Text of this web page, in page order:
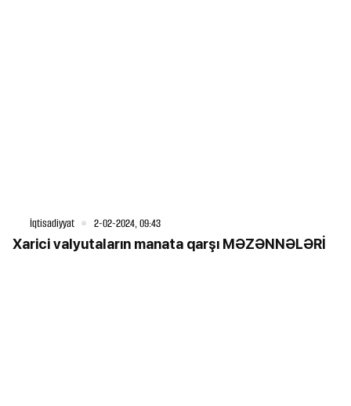
İqtisadiyyat 2-02-2024, 09:43
Xarici valyutaların manata qarşı MƏZƏNNƏLƏRİ